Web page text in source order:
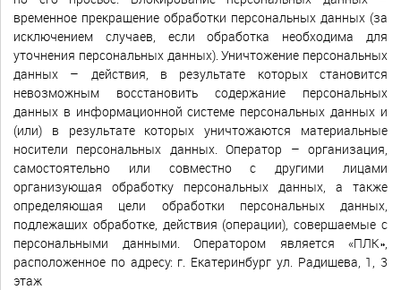
временное прекращение обработки персональных данных (за
исключением случаев, если обработка необходима для
уточнения персональных данных). Уничтожение персональных
данных – действия, в результате которых становится
невозможным восстановить содержание персональных
данных в информационной системе персональных данных и
(или) в результате которых уничтожаются материальные
носители персональных данных. Оператор – организация,
самостоятельно или совместно с другими лицами
организующая обработку персональных данных, а также
определяющая цели обработки персональных данных,
подлежащих обработке, действия (операции), совершаемые с
персональными данными. Оператором является «ПЛК»,
расположенное по адресу: г. Екатеринбург ул. Радищева, 1, 3
этаж